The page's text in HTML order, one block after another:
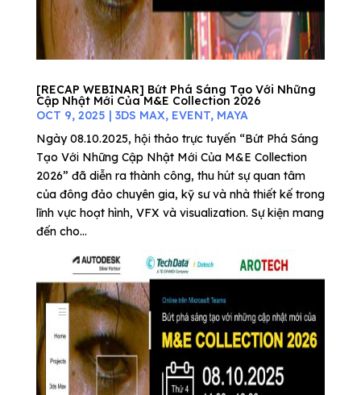
[RECAP WEBINAR] Bứt Phá Sáng Tạo Với Những
Cập Nhật Mới Của M&E Collection 2026
OCT 9, 2025 | 3DS MAX, EVENT, MAYA
Ngày 08.10.2025, hội thảo trực tuyến “Bứt Phá Sáng
Tạo Với Những Cập Nhật Mới Của M&E Collection
2026” đã diễn ra thành công, thu hút sự quan tâm
của đông đảo chuyên gia, kỹ sư và nhà thiết kế trong
lĩnh vực hoạt hình, VFX và visualization. Sự kiện mang
đến cho...